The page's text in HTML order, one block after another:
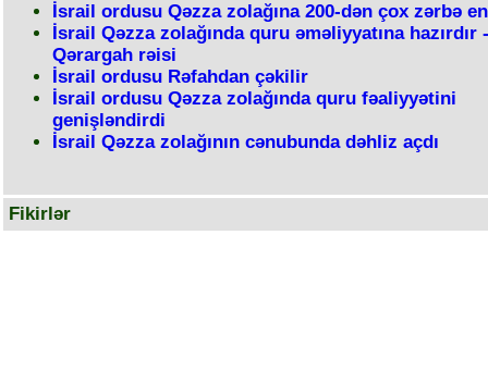
İsrail ordusu Qəzza zolağına 200-dən çox zərbə
İsrail Qəzza zolağında quru əməliyyatına hazırdır
Qərargah rəisi
İsrail ordusu Rəfahdan çəkilir
İsrail ordusu Qəzza zolağında quru fəaliyyətini
genişləndirdi
İsrail Qəzza zolağının cənubunda dəhliz açdı
Fikirlər